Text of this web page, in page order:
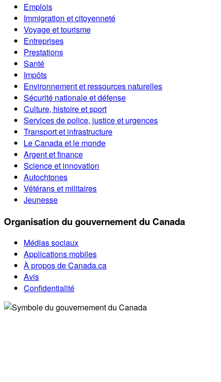
Emplois
Immigration et citoyenneté
Voyage et tourisme
Entreprises
Prestations
Santé
Impôts
Environnement et ressources naturelles
Sécurité nationale et défense
Culture, histoire et sport
Services de police, justice et urgences
Transport et infrastructure
Le Canada et le monde
Argent et finance
Science et innovation
Autochtones
Vétérans et militaires
Jeunesse
Organisation du gouvernement du Canada
Médias sociaux
Applications mobiles
À propos de Canada.ca
Avis
Confidentialité